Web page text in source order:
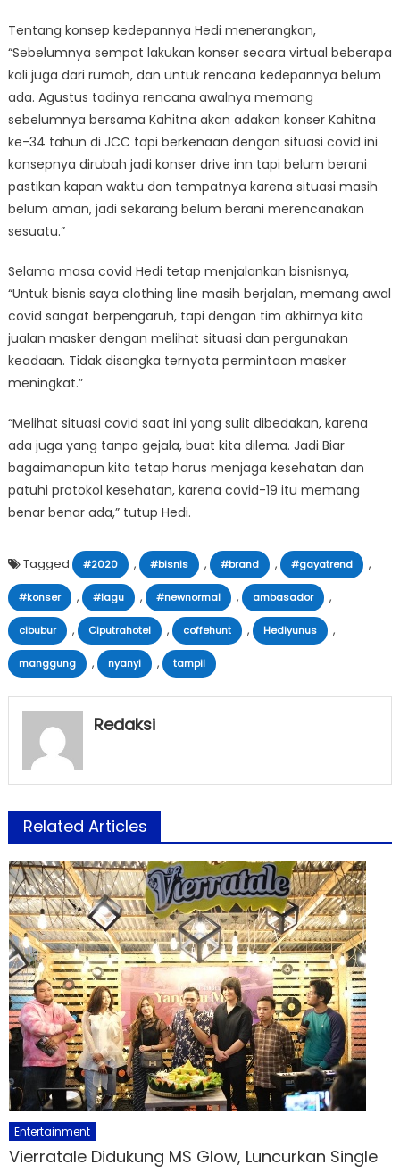
Tentang konsep kedepannya Hedi menerangkan,
“Sebelumnya sempat lakukan konser secara virtual beberapa
kali juga dari rumah, dan untuk rencana kedepannya belum
ada. Agustus tadinya rencana awalnya memang
sebelumnya bersama Kahitna akan adakan konser Kahitna
ke-34 tahun di JCC tapi berkenaan dengan situasi covid ini
konsepnya dirubah jadi konser drive inn tapi belum berani
pastikan kapan waktu dan tempatnya karena situasi masih
belum aman, jadi sekarang belum berani merencanakan
sesuatu.”
Selama masa covid Hedi tetap menjalankan bisnisnya,
“Untuk bisnis saya clothing line masih berjalan, memang awal
covid sangat berpengaruh, tapi dengan tim akhirnya kita
jualan masker dengan melihat situasi dan pergunakan
keadaan. Tidak disangka ternyata permintaan masker
meningkat.”
“Melihat situasi covid saat ini yang sulit dibedakan, karena
ada juga yang tanpa gejala, buat kita dilema. Jadi Biar
bagaimanapun kita tetap harus menjaga kesehatan dan
patuhi protokol kesehatan, karena covid-19 itu memang
benar benar ada,” tutup Hedi.
Tagged #2020 , #bisnis , #brand , #gayatrend ,
#konser , #lagu , #newnormal , ambasador ,
cibubur , Ciputrahotel , coffehunt , Hediyunus ,
manggung , nyanyi , tampil
Redaksi
Related Articles
Entertainment
Vierratale Didukung MS Glow, Luncurkan Single